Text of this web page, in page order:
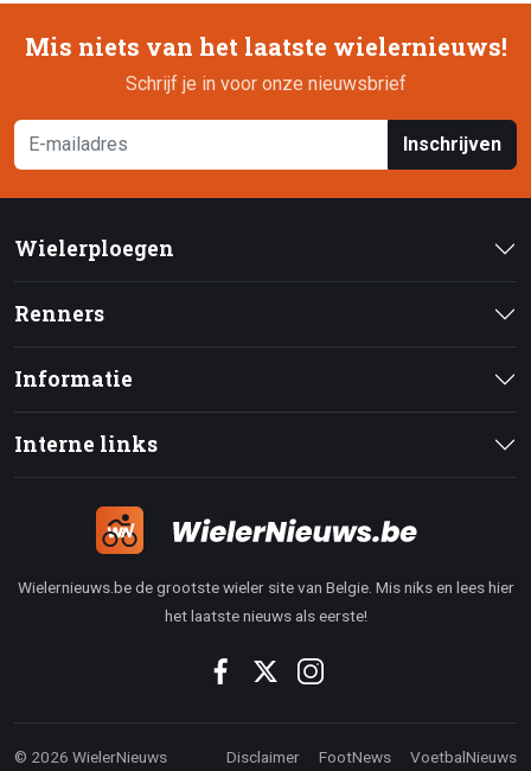
Mis niets van het laatste wielernieuws!
Schrijf je in voor onze nieuwsbrief
Inschrijven
Wielerploegen
Renners
Informatie
Interne links
Wielernieuws.be de grootste wieler site van Belgie. Mis niks en lees hier
het laatste nieuws als eerste!
© 2026 WielerNieuws Disclaimer FootNews VoetbalNieuws